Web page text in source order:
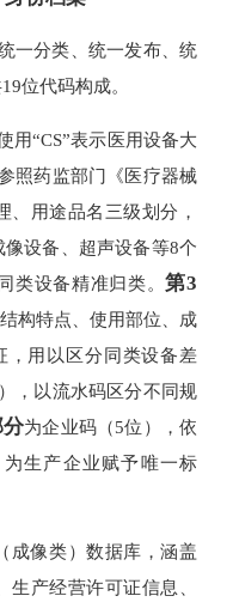
一分类、统一发布、统
位代码构成。
用“CS”表示医用设备大
照药监部门《医疗器械
用途品名三级划分，
设备、超声设备等8个
类设备精准归类。第3
构特点、使用部位、成
，用以区分同类设备差
，以流水码区分不同规
为企业码（5位），依
生产企业赋予唯一标
成像类）数据库，涵盖
产经营许可证信息、